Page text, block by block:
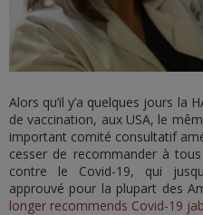
Alors qu’il y’a quelques jours la
de vaccination, aux USA, le
important comité consultatif
cesser de recommander à
contre le Covid-19, qui
approuvé pour la plupart des
longer recommends Covid-19